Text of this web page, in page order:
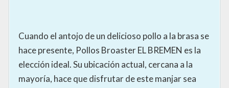
Cuando el antojo de un delicioso pollo a la brasa se
hace presente, Pollos Broaster EL BREMEN es la
elección ideal. Su ubicación actual, cercana a la
mayoría, hace que disfrutar de este manjar sea